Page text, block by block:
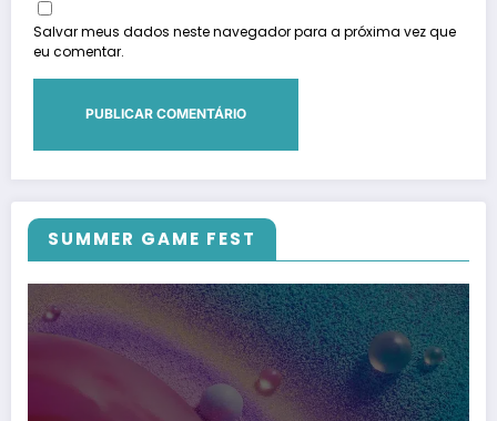
Salvar meus dados neste navegador para a próxima vez que
eu comentar.
SUMMER GAME FEST